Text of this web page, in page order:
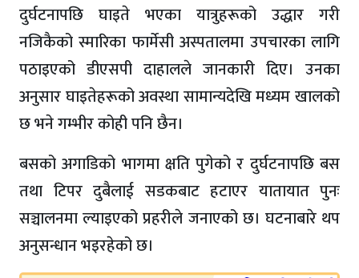
दुर्घटनापछि घाइते भएका यात्रुहरूको उद्धार गरी
नजिकैको स्मारिका फार्मेसी अस्पतालमा उपचारका लागि
पठाइएको डीएसपी दाहालले जानकारी दिए। उनका
अनुसार घाइतेहरूको अवस्था सामान्यदेखि मध्यम खालको
छ भने गम्भीर कोही पनि छैन।
बसको अगाडिको भागमा क्षति पुगेको र दुर्घटनापछि बस
तथा टिपर दुबैलाई सडकबाट हटाएर यातायात पुनः
सञ्चालनमा ल्याइएको प्रहरीले जनाएको छ। घटनाबारे थप
अनुसन्धान भइरहेको छ।